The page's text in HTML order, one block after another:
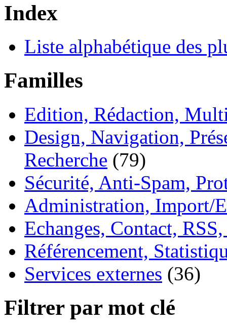
Index
Liste alphabétique des
Familles
Edition, Rédaction,
Design, Navigation,
Recherche (79)
Sécurité, Anti-Spam,
Administration, Import/
Echanges, Contact,
Référencement,
Services externes (36)
Filtrer par mot clé